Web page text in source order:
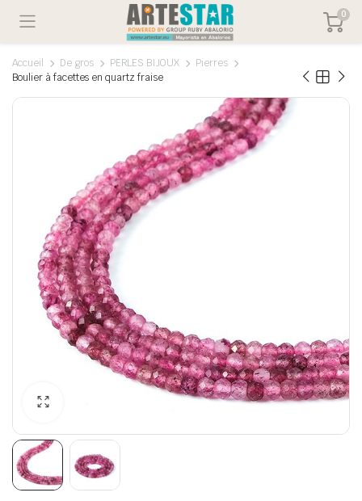
0
Accueil De gros PERLES BIJOUX
Pierres
Boulier à facettes en quartz fraise